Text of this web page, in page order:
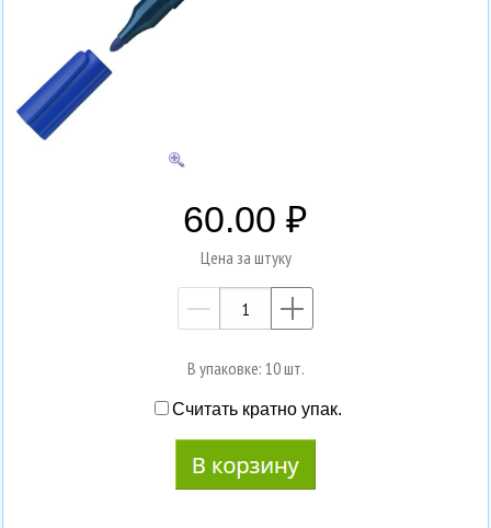
60.00
Цена за штуку
—
В упаковке: 10 шт.
Считать кратно упак.